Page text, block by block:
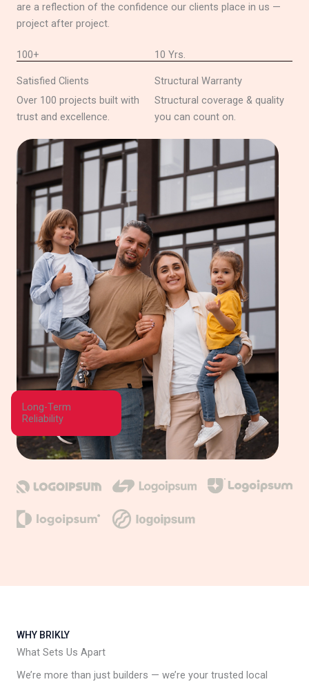
Long-Term
Reliability
are a reflection of the confidence our clients place in us —
project after project.
100+
Satisfied Clients
Over 100 projects built with
trust and excellence.
10 Yrs.
Structural Warranty
Structural coverage & quality
you can count on.
WHY BRIKLY
What Sets Us Apart
We’re more than just builders — we’re your trusted local